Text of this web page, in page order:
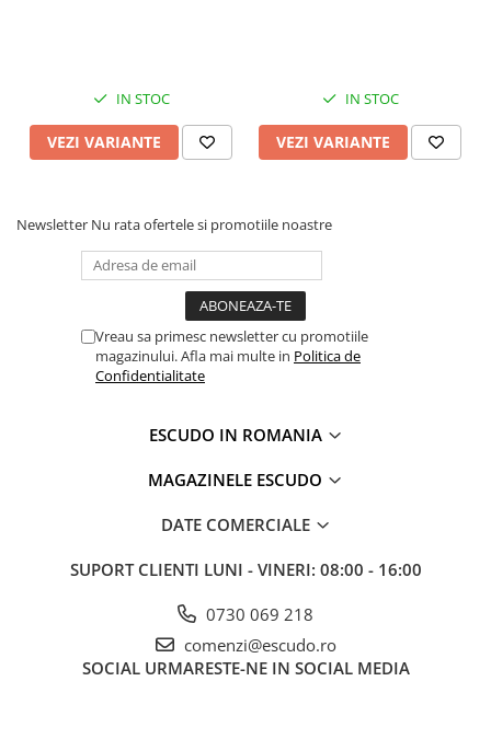
IN STOC
VEZI VARIANTE
IN STOC
VEZI VARIANTE
Newsletter Nu rata ofertele si promotiile noastre
Vreau sa primesc newsletter cu promotiile
magazinului. Afla mai multe in Politica de
Confidentialitate
ESCUDO IN ROMANIA
MAGAZINELE ESCUDO
DATE COMERCIALE
SUPORT CLIENTI LUNI - VINERI: 08:00 - 16:00
0730 069 218
comenzi@escudo.ro
SOCIAL URMARESTE-NE IN SOCIAL MEDIA